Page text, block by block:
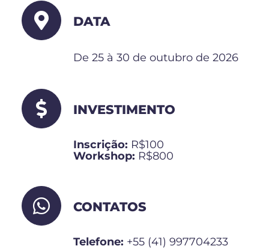
DATA
De 25 à 30 de outubro de 2026
INVESTIMENTO
Inscrição: R$100
Workshop: R$800
CONTATOS
Telefone: +55 (41) 997704233